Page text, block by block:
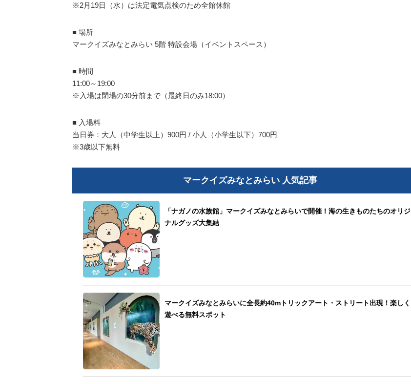
※2月19日（水）は法定電気点検のため全館休館
■ 場所
マークイズみなとみらい 5階 特設会場（イベントスペース）
■ 時間
11:00～19:00
※入場は閉場の30分前まで（最終日のみ18:00）
■ 入場料
当日券：大人（中学生以上）900円 / 小人（小学生以下）700円
※3歳以下無料
マークイズみなとみらい 人気記事
「ナガノの水族館」マークイズみなとみらいで開催！海の生きものたちのオリジ
ナルグッズ大集結
マークイズみなとみらいに全長約40mトリックアート・ストリート出現！楽しく
遊べる無料スポット